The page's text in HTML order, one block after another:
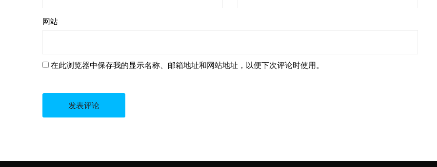
网站
在此浏览器中保存我的显示名称、邮箱地址和网站地址，以便下次评论时使用。